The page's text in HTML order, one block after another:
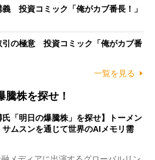
投資コミック「俺がカブ番長！」
引の極意 投資コミック「俺がカブ番
一覧を見る
騰株を探せ！
氏「明日の爆騰株」を探せ】トーメン
サムスンを通じて世界のAIメモリ需